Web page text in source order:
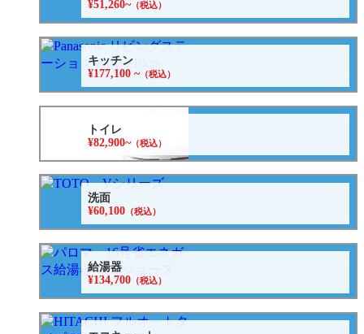
¥51,260~（税込）
キッチン
¥177,100 ~（税込）
トイレ
¥82,900~（税込）
洗面
¥60,100 （税込）
給湯器
¥134,700 （税込）